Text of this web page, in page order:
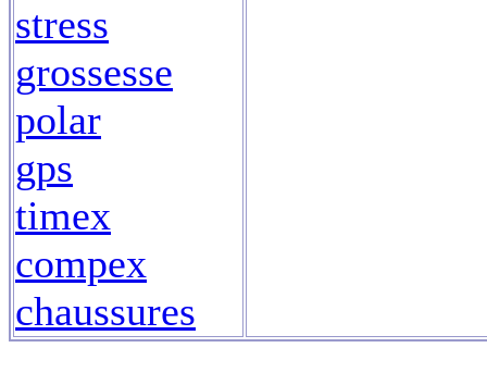
stress
grossesse
polar
gps
timex
compex
chaussures